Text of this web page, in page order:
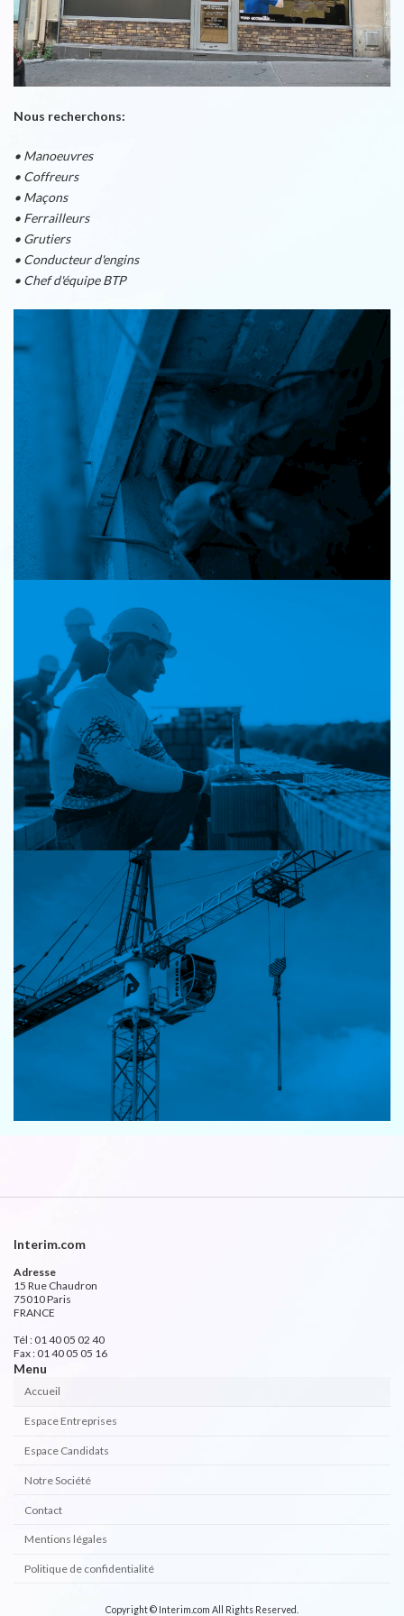
Nous recherchons:
• Manoeuvres
• Coffreurs
• Maçons
• Ferrailleurs
• Grutiers
• Conducteur d'engins
• Chef d'équipe BTP
Interim.com
Adresse
15 Rue Chaudron
75010 Paris
FRANCE
Tél : 01 40 05 02 40
Fax : 01 40 05 05 16
Menu
Accueil
Espace Entreprises
Espace Candidats
Notre Société
Contact
Mentions légales
Politique de confidentialité
Copyright © Interim.com All Rights Reserved.